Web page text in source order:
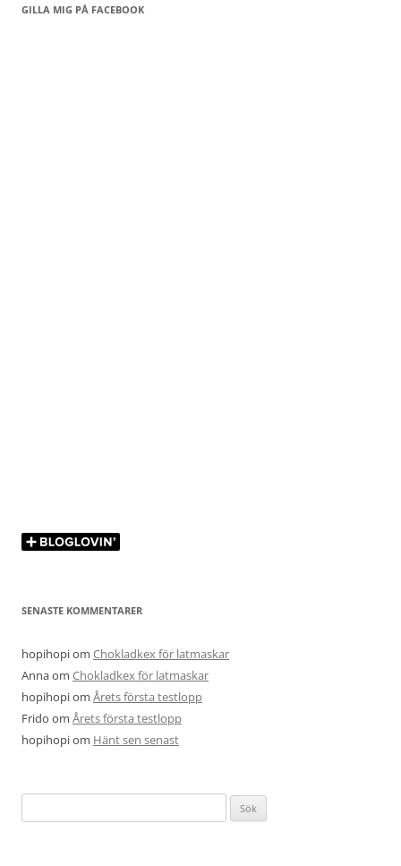
GILLA MIG PÅ FACEBOOK
SENASTE KOMMENTARER
hopihopiom Chokladkex för latmaskar
Annaom Chokladkex för latmaskar
hopihopiom Årets första testlopp
Frido om Årets första testlopp
hopihopiom Hänt sen senast
efter: